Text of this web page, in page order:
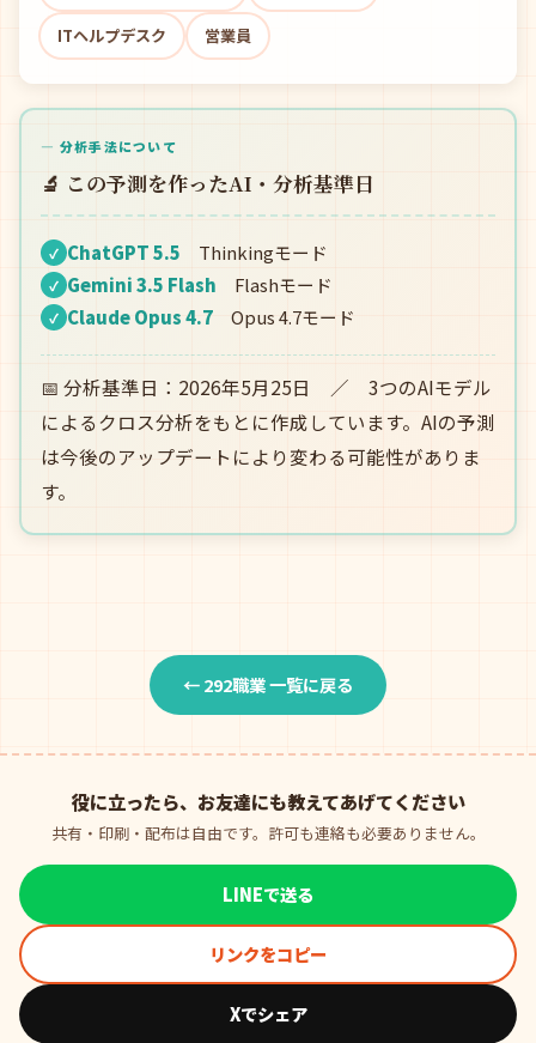
ITヘルプデスク 営業員
— 分析手法について
🔬 この予測を作ったAI・分析基準日
✓ ChatGPT 5.5 Thinkingモード
✓ Gemini 3.5 Flash Flashモード
✓ Claude Opus 4.7 Opus 4.7モード
📅 分析基準日：2026年5月25日 ／ 3つのAIモデル
によるクロス分析をもとに作成しています。AIの予測
は今後のアップデートにより変わる可能性がありま
す。
← 292職業 一覧に戻る
役に立ったら、お友達にも教えてあげてください
共有・印刷・配布は自由です。許可も連絡も必要ありません。
LINEで送る
リンクをコピー
Xでシェア